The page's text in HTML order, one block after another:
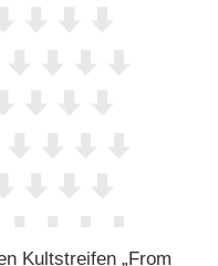
Kultstreifen „From